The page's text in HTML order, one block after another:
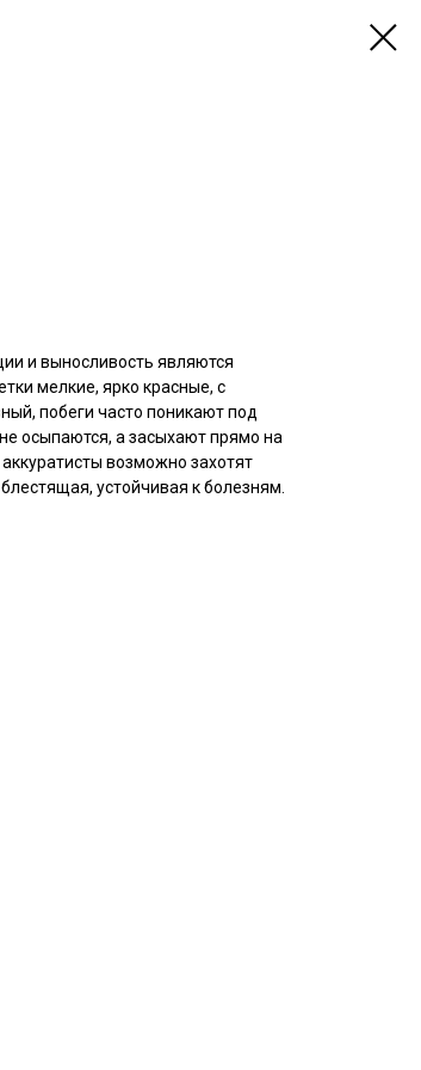
и выносливость являются
мелкие, ярко красные, с
побеги часто поникают под
осыпаются, а засыхают прямо на
возможно захотят
устойчивая к болезням.